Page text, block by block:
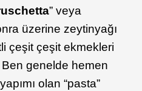
” veya
üzerine zeytinyağı
çeşit çeşit ekmekleri
genelde hemen
olan “pasta”